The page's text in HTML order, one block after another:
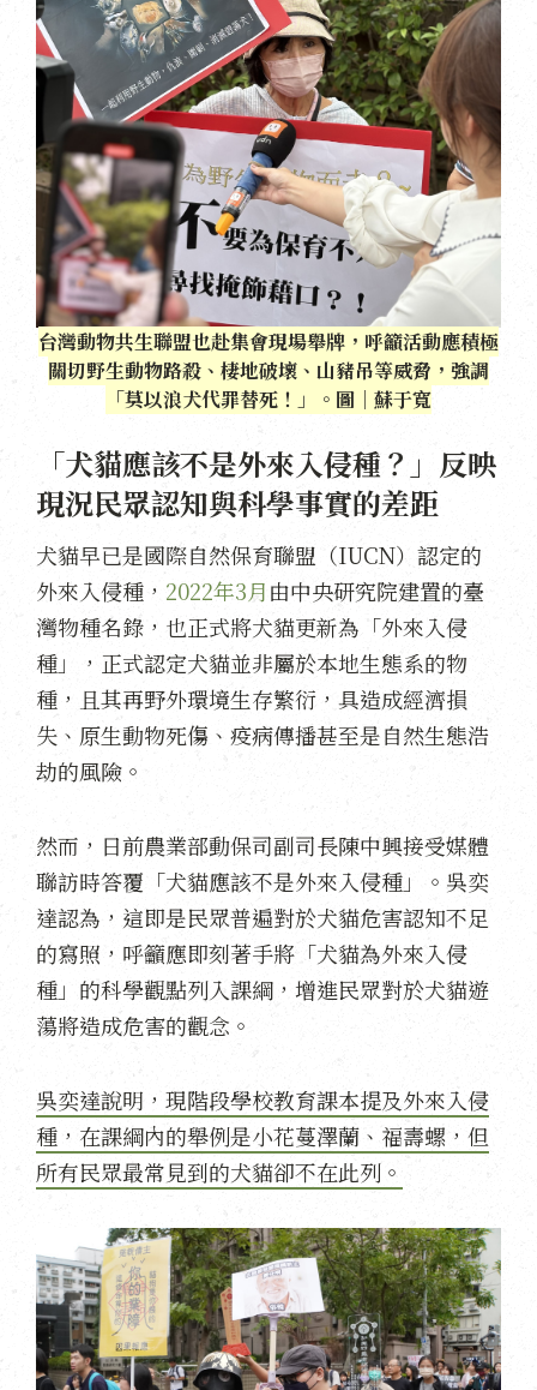
台灣動物共生聯盟也赴集會現場舉牌，呼籲活動應積極
關切野生動物路殺、棲地破壞、山豬吊等威脅，強調
「莫以浪犬代罪替死！」。圖｜蘇于寬
「犬貓應該不是外來入侵種？」反映
現況民眾認知與科學事實的差距
犬貓早已是國際自然保育聯盟（IUCN）認定的
外來入侵種， 2022年3月由中央研究院建置的臺
灣物種名錄，也正式將犬貓更新為「外來入侵
種」，正式認定犬貓並非屬於本地生態系的物
種，且其再野外環境生存繁衍，具造成經濟損
失、原生動物死傷、疫病傳播甚至是自然生態浩
劫的風險。
然而，日前農業部動保司副司長陳中興接受媒體
聯訪時答覆「犬貓應該不是外來入侵種」。吳奕
達認為，這即是民眾普遍對於犬貓危害認知不足
的寫照，呼籲應即刻著手將「犬貓為外來入侵
種」的科學觀點列入課綱，增進民眾對於犬貓遊
蕩將造成危害的觀念。
吳奕達說明，現階段學校教育課本提及外來入侵
種，在課綱內的舉例是小花蔓澤蘭、福壽螺，但
所有民眾最常見到的犬貓卻不在此列。